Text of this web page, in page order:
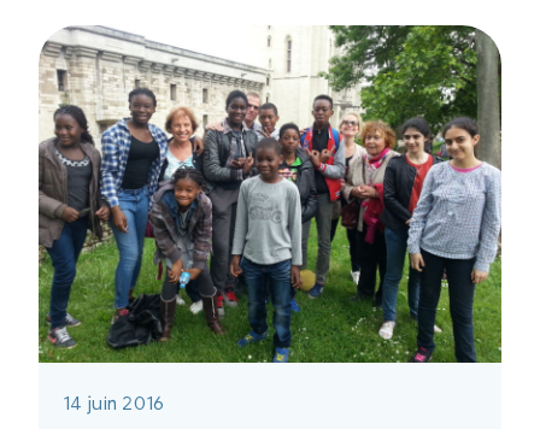
14 juin 2016